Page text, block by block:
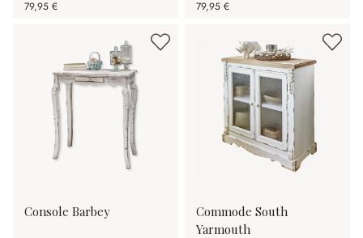
79,95 €
Morilev
79,95 €
Console Barbey
Commode South
Yarmouth